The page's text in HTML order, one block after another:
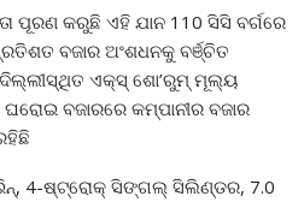
ପୂରଣ କରୁଛି ଏହି ଯାନ 110 ସିସି ବର୍ଗରେ
ବଜାର ଅଂଶଧନକୁ ବର୍ଞ୍ଚିତ
ଏକ୍ସ୍ ଶୋ’ରୁମ୍ ମୂଲ୍ୟ
ବଜାରରେ କମ୍ପାନୀର ବଜାର
4-ଷ୍ଟ୍ରୋକ୍ ସିଙ୍ଗଲ୍ ସିଲିଣ୍ଡର, 7.0